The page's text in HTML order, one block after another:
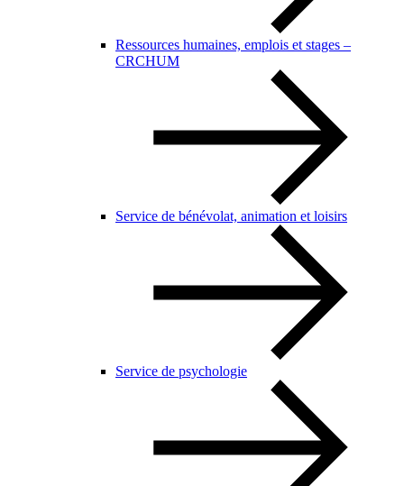
Ressources humaines, emplois et stages –
CRCHUM
Service de bénévolat, animation et loisirs
Service de psychologie